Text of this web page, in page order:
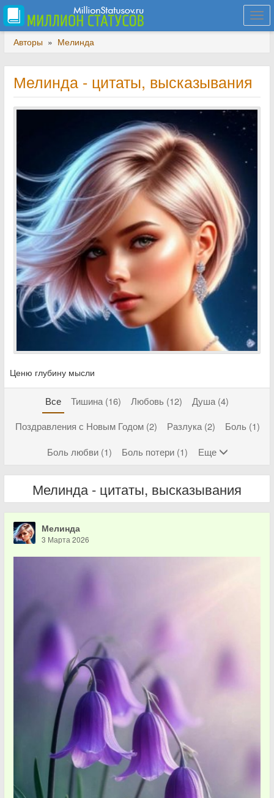
Авторы » Мелинда
Мелинда - цитаты, высказывания
Ценю глубину мысли
Все Тишина (16) Любовь (12)
Душа (4)
Поздравления с Новым Годом (2)
Разлука (2)
Боль (1)
Боль любви (1)
Боль потери (1) Еще
Мелинда - цитаты, высказывания
Мелинда
3 Марта 2026